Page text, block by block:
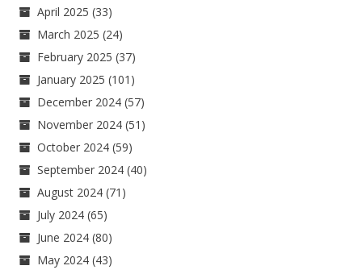
April 2025 (33)
March 2025 (24)
February 2025 (37)
January 2025 (101)
December 2024 (57)
November 2024 (51)
October 2024 (59)
September 2024 (40)
August 2024 (71)
July 2024 (65)
June 2024 (80)
May 2024 (43)